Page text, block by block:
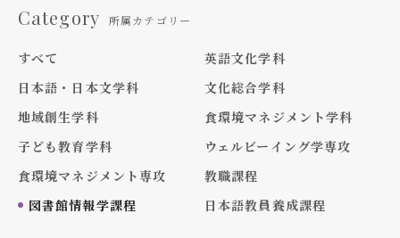
Category 所属カテゴリー
すべて
英語文化学科
日本語・日本文学科
文化総合学科
地域創生学科
食環境マネジメント学科
子ども教育学科
ウェルビーイング学専攻
食環境マネジメント専攻
教職課程
図書館情報学課程
日本語教員養成課程